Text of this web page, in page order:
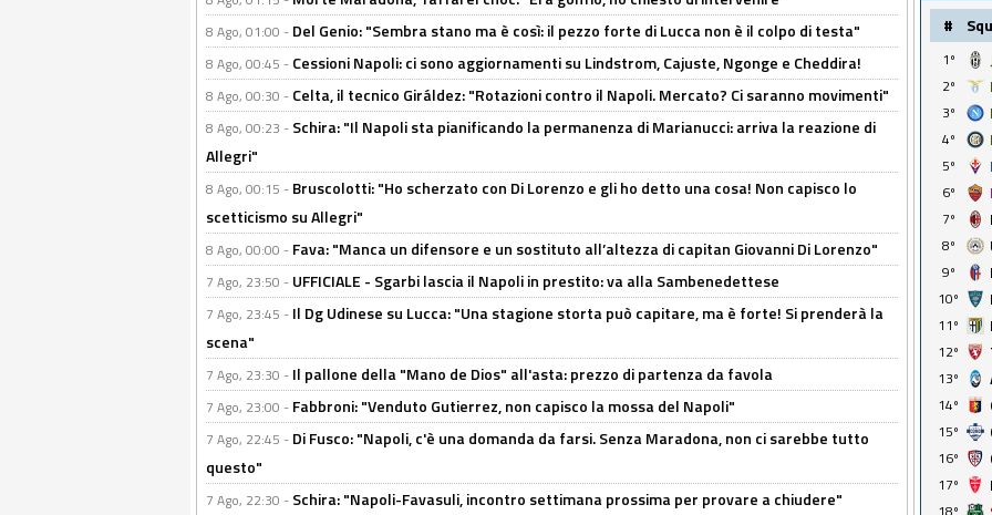
8 Ago, 01:00 - Del Genio: "Sembra stano ma è così: il pezzo forte di Lucca non è il colpo di testa"
8 Ago, 00:45 - Cessioni Napoli: ci sono aggiornamenti su Lindstrom, Cajuste, Ngonge e Cheddira!
8 Ago, 00:30 - Celta, il tecnico Giráldez: "Rotazioni contro il Napoli. Mercato? Ci saranno movimenti"
8 Ago, 00:23 - Schira: "Il Napoli sta pianificando la permanenza di Marianucci: arriva la reazione di
Allegri"
8 Ago, 00:15 - Bruscolotti: "Ho scherzato con Di Lorenzo e gli ho detto una cosa! Non capisco lo
scetticismo su Allegri"
8 Ago, 00:00 - Fava: "Manca un difensore e un sostituto all’altezza di capitan Giovanni Di Lorenzo"
7 Ago, 23:50 - UFFICIALE - Sgarbi lascia il Napoli in prestito: va alla Sambenedettese
7 Ago, 23:45 - Il Dg Udinese su Lucca: "Una stagione storta può capitare, ma è forte! Si prenderà la
scena"
7 Ago, 23:30 - Il pallone della "Mano de Dios" all'asta: prezzo di partenza da favola
7 Ago, 23:00 - Fabbroni: "Venduto Gutierrez, non capisco la mossa del Napoli"
7 Ago, 22:45 - Di Fusco: "Napoli, c'è una domanda da farsi. Senza Maradona, non ci sarebbe tutto
questo"
7 Ago, 22:30 - Schira: "Napoli-Favasuli, incontro settimana prossima per provare a chiudere"
#
1º
2º
3º
4º
5º
6º
7º
8º
9º
10º
11º
12º
13º
14º
15º
16º
17º